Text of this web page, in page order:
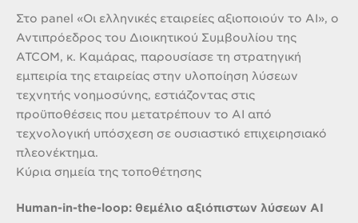
Στο panel «Οι ελληνικές εταιρείες αξιοποιούν το AI», ο
Αντιπρόεδρος του Διοικητικού Συμβουλίου της
ATCOM, κ. Καμάρας, παρουσίασε τη στρατηγική
εμπειρία της εταιρείας στην υλοποίηση λύσεων
τεχνητής νοημοσύνης, εστιάζοντας στις
προϋποθέσεις που μετατρέπουν το AI από
τεχνολογική υπόσχεση σε ουσιαστικό επιχειρησιακό
πλεονέκτημα.
Κύρια σημεία της τοποθέτησης
Human-in-the-loop: θεμέλιο αξιόπιστων λύσεων AI